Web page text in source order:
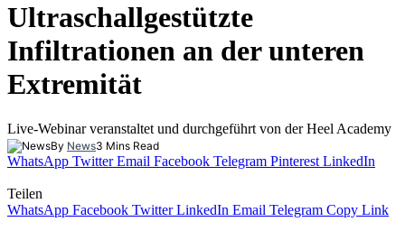
Ultraschallgestützte
Infiltrationen an der unteren
Extremität
Live-Webinar veranstaltet und durchgeführt von der Heel Academy
By News3 Mins Read
WhatsApp Twitter Email Facebook Telegram Pinterest LinkedIn
Teilen
WhatsApp Facebook Twitter LinkedIn Email Telegram Copy Link